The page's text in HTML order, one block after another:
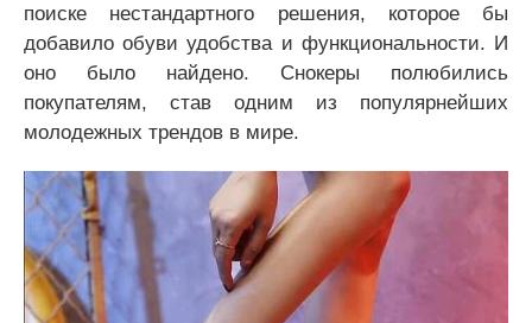
поиске нестандартного решения, которое бы
добавило обуви удобства и функциональности. И
оно было найдено. Снокеры полюбились
покупателям, став одним из популярнейших
молодежных трендов в мире.